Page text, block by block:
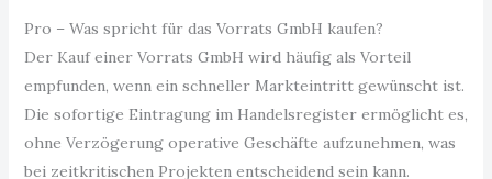
Pro – Was spricht für das Vorrats GmbH kaufen?
Der Kauf einer Vorrats GmbH wird häufig als Vorteil
empfunden, wenn ein schneller Markteintritt gewünscht ist.
Die sofortige Eintragung im Handelsregister ermöglicht es,
ohne Verzögerung operative Geschäfte aufzunehmen, was
bei zeitkritischen Projekten entscheidend sein kann.